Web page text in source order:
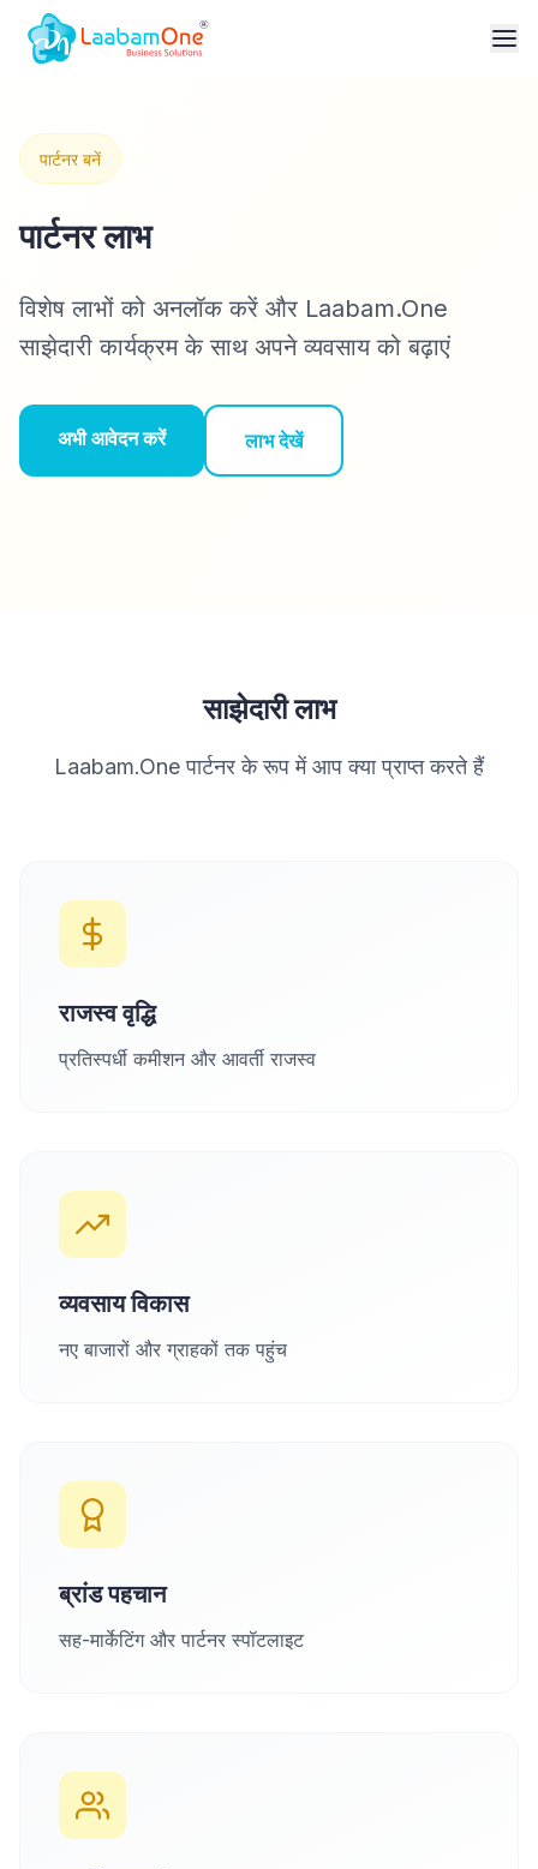
पार्टनर बनें
पार्टनर लाभ
विशेष लाभों को अनलॉक करें और Laabam.One
साझेदारी कार्यक्रम के साथ अपने व्यवसाय को बढ़ाएं
अभी आवेदन करें लाभ देखें
साझेदारी लाभ
Laabam.One पार्टनर के रूप में आप क्या प्राप्त करते हैं
राजस्व वृद्धि
प्रतिस्पर्धी कमीशन और आवर्ती राजस्व
व्यवसाय विकास
नए बाजारों और ग्राहकों तक पहुंच
ब्रांड पहचान
सह-मार्केटिंग और पार्टनर स्पॉटलाइट